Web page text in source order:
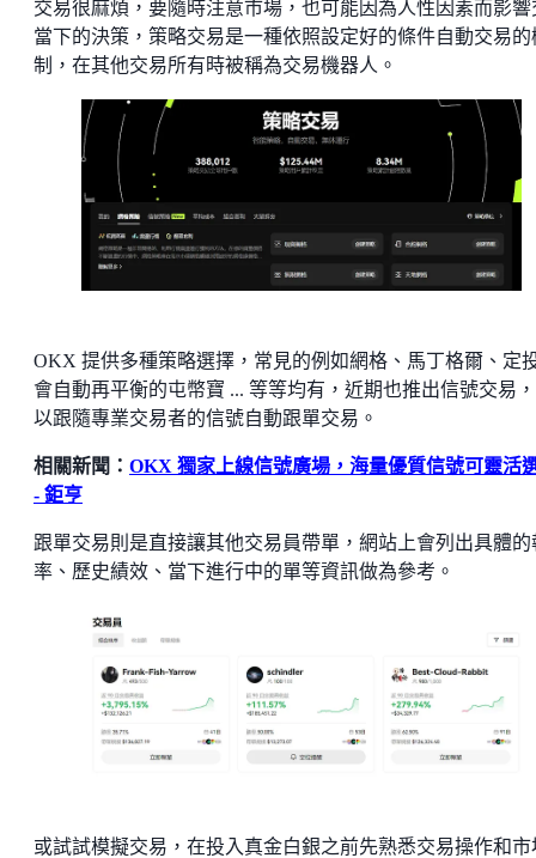
交易很麻煩，要隨時注意市場，也可能因為人性因素而影響
當下的決策，策略交易是一種依照設定好的條件自動交易的
制，在其他交易所有時被稱為交易機器人。
OKX 提供多種策略選擇，常見的例如網格、馬丁格爾、定
會自動再平衡的屯幣寶 ... 等等均有，近期也推出信號交易
以跟隨專業交易者的信號自動跟單交易。
相關新聞： OKX 獨家上線信號廣場，海量優質信號可靈活
- 鉅亨
跟單交易則是直接讓其他交易員帶單，網站上會列出具體的
率、歷史績效、當下進行中的單等資訊做為參考。
或試試模擬交易，在投入真金白銀之前先熟悉交易操作和市